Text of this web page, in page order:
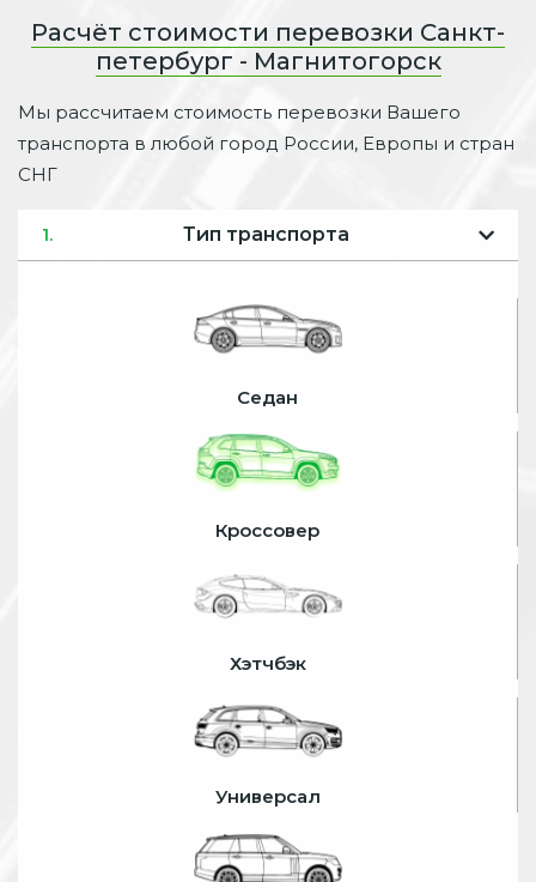
Расчёт стоимости перевозки Санкт-
петербург - Магнитогорск
Мы рассчитаем стоимость перевозки Вашего
транспорта в любой город России, Европы и стран
СНГ
1. Тип транспорта
Седан
Кроссовер
Хэтчбэк
Универсал